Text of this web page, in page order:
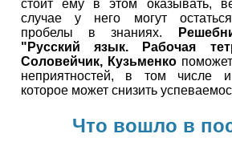
стоит ему в этом оказывать,
случае у него могут
пробелы в знаниях.
"Русский язык. Рабочая
Соловейчик, Кузьменкопоможет
неприятностей, в том числе и
которое может снизить
Что вошло в